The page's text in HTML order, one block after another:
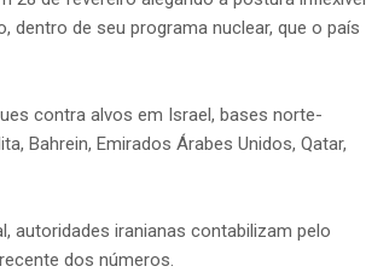
de seu programa nuclear, que o país
contra alvos em Israel, bases norte-
Bahrein, Emirados Árabes Unidos, Qatar,
autoridades iranianas contabilizam pelo
dos números.